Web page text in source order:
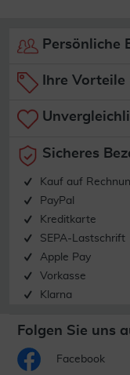
Persönliche
Ihre Vorteile
Sicheres
Kauf auf
PayPal
Kreditkarte
SEPA-Lastschrift
Apple Pay
Vorkasse
Klarna
Folgen Sie uns
Facebook